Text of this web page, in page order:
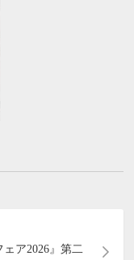
ェア2026』第二